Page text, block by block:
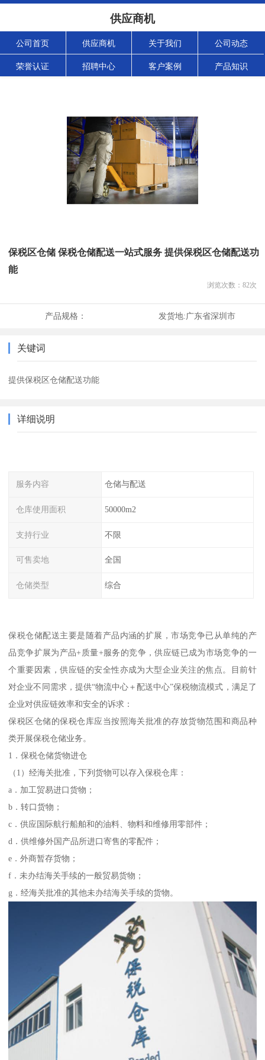
供应商机
公司首页 供应商机 关于我们 公司动态
荣誉认证 招聘中心 客户案例 产品知识
保税区仓储 保税仓储配送一站式服务 提供保税区仓储配送功
能
浏览次数： 82次
产品规格： 发货地:广东省深圳市
关键词
提供保税区仓储配送功能
详细说明
服务内容 仓储与配送
仓库使用面积 50000m2
支持行业 不限
可售卖地 全国
仓储类型 综合
保税仓储配送主要是随着产品内涵的扩展，市场竞争已从单纯的产
品竞争扩展为产品+质量+服务的竞争，供应链已成为市场竞争的一
个重要因素，供应链的安全性亦成为大型企业关注的焦点。目前针
对企业不同需求，提供“物流中心＋配送中心”保税物流模式，满足了
企业对供应链效率和安全的诉求：
保税区仓储的保税仓库应当按照海关批准的存放货物范围和商品种
类开展保税仓储业务。
1．保税仓储货物进仓
（1）经海关批准，下列货物可以存入保税仓库：
a．加工贸易进口货物；
b．转口货物；
c．供应国际航行船舶和的油料、物料和维修用零部件；
d．供维修外国产品所进口寄售的零配件；
e．外商暂存货物；
f．未办结海关手续的一般贸易货物；
g．经海关批准的其他未办结海关手续的货物。